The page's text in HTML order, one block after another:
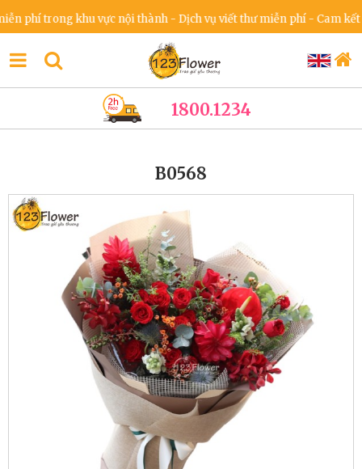
trong khu vực nội thành - Dịch vụ viết thư miễn phí - Cam kết
1800.1234
B0568